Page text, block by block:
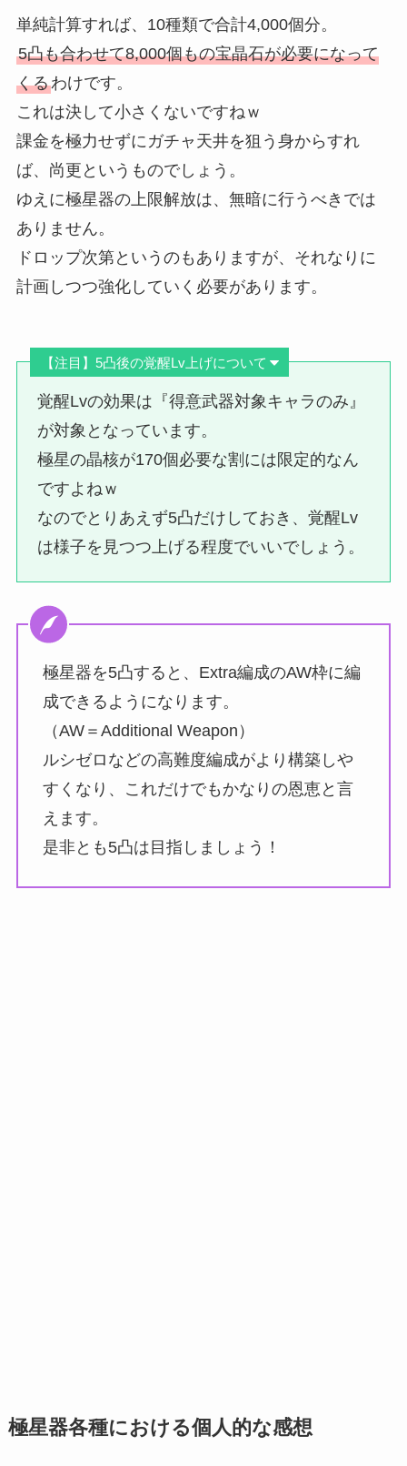
単純計算すれば、10種類で合計4,000個分。
5凸も合わせて8,000個もの宝晶石が必要になって
くるわけです。
これは決して小さくないですねｗ
課金を極力せずにガチャ天井を狙う身からすれ
ば、尚更というものでしょう。
ゆえに極星器の上限解放は、無暗に行うべきでは
ありません。
ドロップ次第というのもありますが、それなりに
計画しつつ強化していく必要があります。
【注目】5凸後の覚醒Lv上げについて
覚醒Lvの効果は『得意武器対象キャラのみ』
が対象となっています。
極星の晶核が170個必要な割には限定的なん
ですよねｗ
なのでとりあえず5凸だけしておき、覚醒Lv
は様子を見つつ上げる程度でいいでしょう。
極星器を5凸すると、Extra編成のAW枠に編
成できるようになります。
（AW＝Additional Weapon）
ルシゼロなどの高難度編成がより構築しや
すくなり、これだけでもかなりの恩恵と言
えます。
是非とも5凸は目指しましょう！
極星器各種における個人的な感想